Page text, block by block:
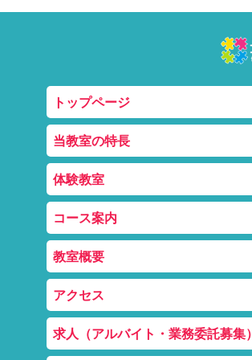
トップページ
当教室の特長
体験教室
コース案内
教室概要
アクセス
求人（アルバイト・業務委託募集）